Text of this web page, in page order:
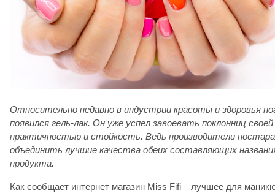
Относительно недавно в индустрии красоты и здоровья
появился гель-лак. Он уже успел завоевать поклонниц своей
практичностью и стойкость. Ведь производители
объединить лучшие качества обеих составляющих
продукта.
Как сообщает интернет магазин Miss Fifi – лучшее для